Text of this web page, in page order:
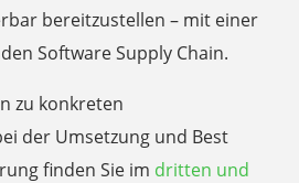
bereitzustellen – mit einer
Software Supply Chain.
zu konkreten
der Umsetzung und Best
finden Sie im dritten und